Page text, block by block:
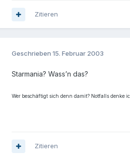
Zitieren
Geschrieben 15. Februar 2003
Starmania? Wass’n das?
Wer beschäftigt sich denn damit? Notfalls denke
Zitieren